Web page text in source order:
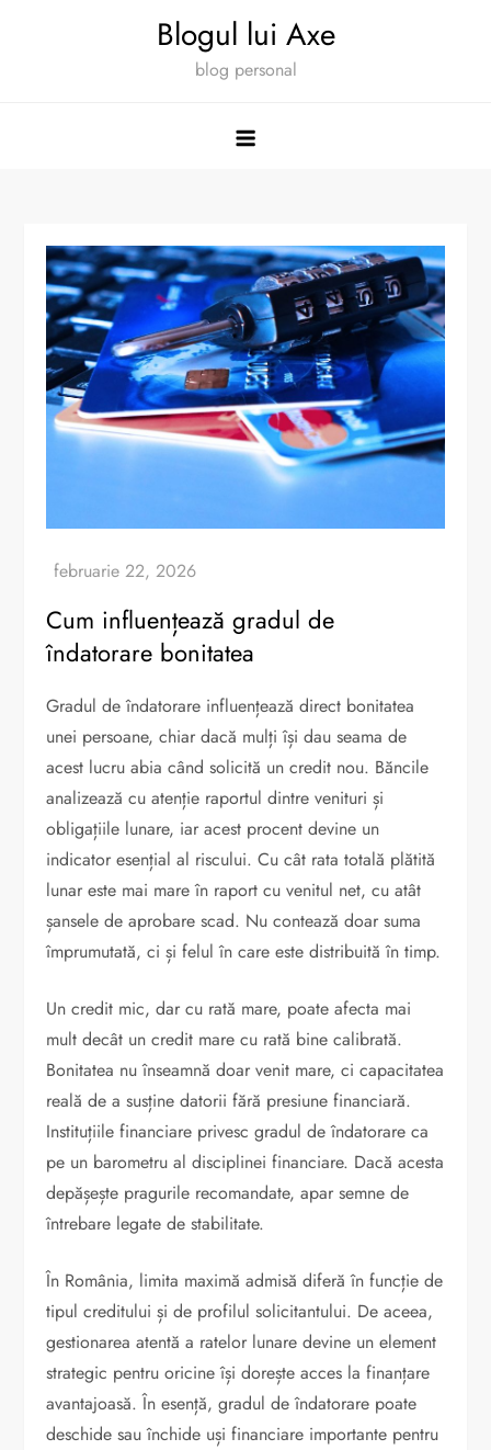
Blogul lui Axe
blog personal
Cum influențează gradul de
îndatorare bonitatea
Gradul de îndatorare influențează direct bonitatea
unei persoane, chiar dacă mulți își dau seama de
acest lucru abia când solicită un credit nou. Băncile
analizează cu atenție raportul dintre venituri și
obligațiile lunare, iar acest procent devine un
indicator esențial al riscului. Cu cât rata totală plătită
lunar este mai mare în raport cu venitul net, cu atât
șansele de aprobare scad. Nu contează doar suma
împrumutată, ci și felul în care este distribuită în timp.
Un credit mic, dar cu rată mare, poate afecta mai
mult decât un credit mare cu rată bine calibrată.
Bonitatea nu înseamnă doar venit mare, ci capacitatea
reală de a susține datorii fără presiune financiară.
Instituțiile financiare privesc gradul de îndatorare ca
pe un barometru al disciplinei financiare. Dacă acesta
depășește pragurile recomandate, apar semne de
întrebare legate de stabilitate.
În România, limita maximă admisă diferă în funcție de
tipul creditului și de profilul solicitantului. De aceea,
gestionarea atentă a ratelor lunare devine un element
strategic pentru oricine își dorește acces la finanțare
avantajoasă. În esență, gradul de îndatorare poate
deschide sau închide uși financiare importante pentru